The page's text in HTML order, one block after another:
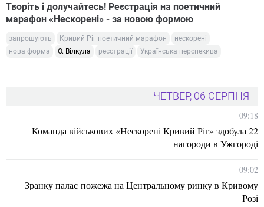
Творіть і долучайтесь! Реєстрація на поетичний
марафон «Нескорені» - за новою формою
запрошують Кривий Ріг поетичний марафон
нескорені
нова форма
О. Вілкула реєстрації Українська перспекива
ЧЕТВЕР, 06 СЕРПНЯ
09:18
Команда військових «Нескорені Кривий Ріг» здобула 22
нагороди в Ужгороді
09:02
Зранку палає пожежа на Центральному ринку в Кривому
Розі